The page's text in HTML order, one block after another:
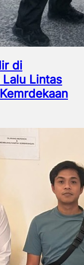
di
Lintas